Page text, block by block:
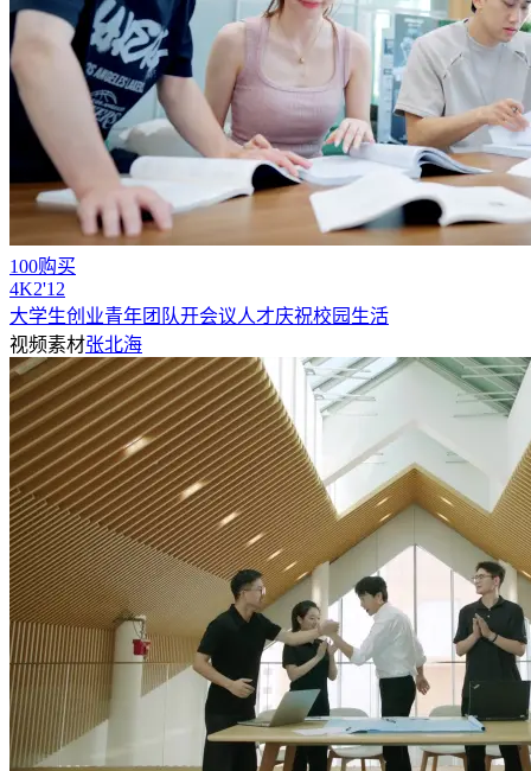
100购买
4K2'12
大学生创业青年团队开会议人才庆祝校园生活
视频素材张北海